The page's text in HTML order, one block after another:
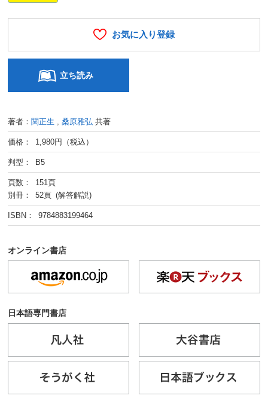
お気に入り登録
立ち読み
著者：関正生 ,桑原雅弘 共著
価格： 1,980円（税込）
判型： B5
頁数： 151頁
別冊： 52頁 (解答解説)
ISBN： 9784883199464
オンライン書店
日本語専門書店